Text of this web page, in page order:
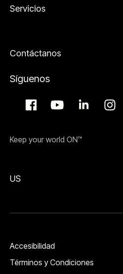
Servicios
Contáctanos
Síguenos
Keep your world ON™
US
Accesibilidad
Términos y Condiciones